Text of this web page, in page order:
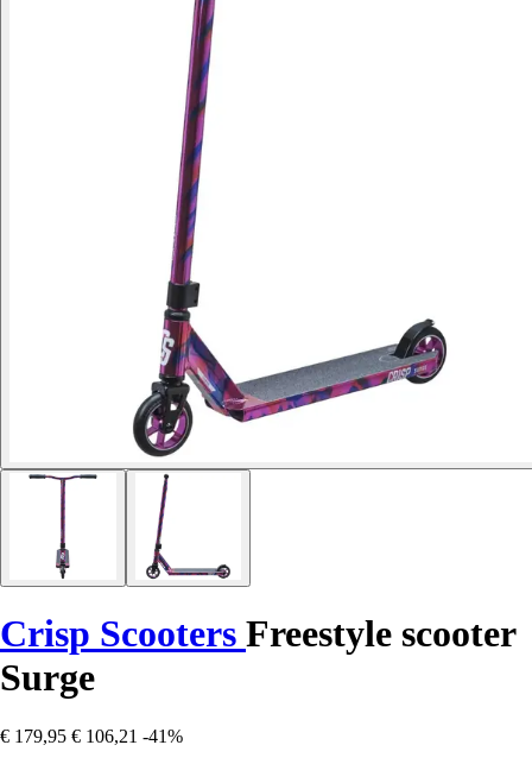
Crisp Scooters Freestyle scooter
Surge
€ 179,95 € 106,21 -41%